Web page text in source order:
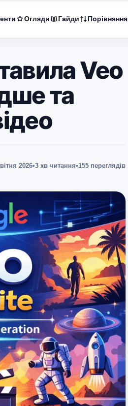
Огляди Гайди Порівняння
Veo
та
2026•3 хв читання•155 переглядів